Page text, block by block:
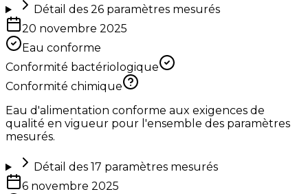
Détail des 26paramètres mesurés
20 novembre 2025
Eau conforme
Conformité bactériologique
Conformité chimique
Eau d'alimentation conforme aux exigences de
qualité en vigueur pour l'ensemble des paramètres
mesurés.
Détail des 17 paramètres mesurés
6 novembre 2025